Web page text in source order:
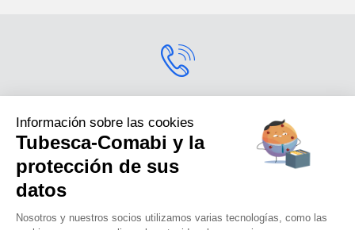
Para más información
sobre nuestros productos,
contáctenos.s
+33 (0) 4 74 00 90 90
Información sobre las cookies
Tubesca-Comabi y la
protección de sus
datos
Nosotros y nuestros socios utilizamos varias tecnologías, como las